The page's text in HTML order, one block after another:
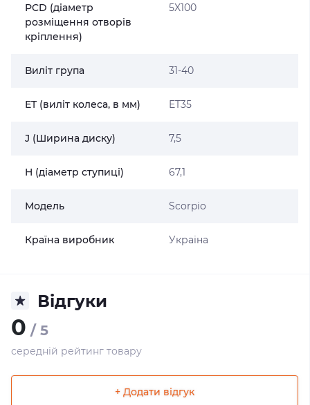
PCD (діаметр
розміщення отворів
кріплення)
5X100
Виліт група 31-40
ET (виліт колеса, в мм) ET35
J (Ширина диску) 7,5
H (діаметр ступиці) 67,1
Модель Scorpio
Країна виробник Украіна
Відгуки
0 / 5
середній рейтинг товару
+ Додати відгук